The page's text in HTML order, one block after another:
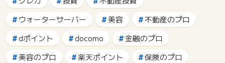
ウォーターサーバー
美容
不動産のプロ
dポイント
docomo
金融のプロ
美容のプロ
楽天ポイント
保険のプロ